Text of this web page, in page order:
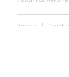
Privacy